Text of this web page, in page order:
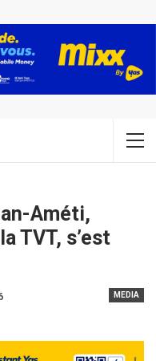
Améti,
TVT, s’est
MEDIA